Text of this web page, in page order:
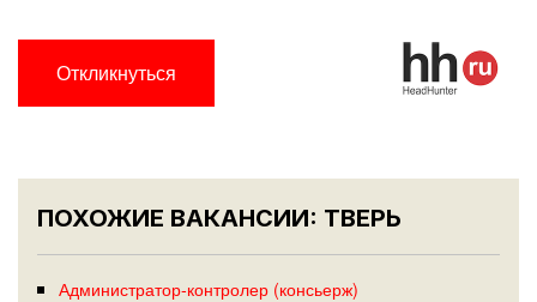
Откликнуться
ПОХОЖИЕ ВАКАНСИИ: ТВЕРЬ
Администратор-контролер (консьерж)